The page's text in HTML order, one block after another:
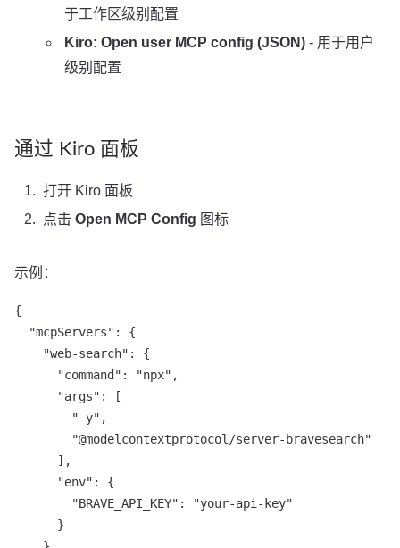
于工作区级别配置
Kiro: Open user MCP config (JSON) - 用于用户
级别配置
通过 Kiro 面板
打开 Kiro 面板
点击 Open MCP Config 图标
示例：
{
  "mcpServers": {
    "web-search": {
      "command": "npx",
      "args": [
        "-y",
        "@modelcontextprotocol/server-bravesearch"
      ],
      "env": {
        "BRAVE_API_KEY": "your-api-key"
      }